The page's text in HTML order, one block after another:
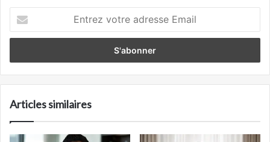
votre
adresse
Articles similaires